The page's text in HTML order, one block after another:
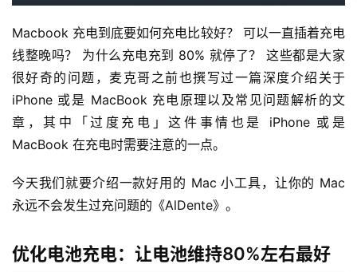
Macbook 充电到底要如何充电比较好？ 可以一直插着充电
线整晚吗？ 为什么充电充到 80% 就停了？ 这些都是大家
很好奇的问题，麦克哥之前也撰写过一篇深度介绍关于
iPhone 或是 MacBook 充电原理以及常见问题解析的文
章，其中「过度充电」这件事情也是 iPhone 或是
MacBook 在充电时需要注意的一点。
今天我们就要介绍一款好用的 Mac 小工具，让你的 Mac
永远不会发生过充问题的《AlDente》。
优化电池充电：让电池维持80%左右最好